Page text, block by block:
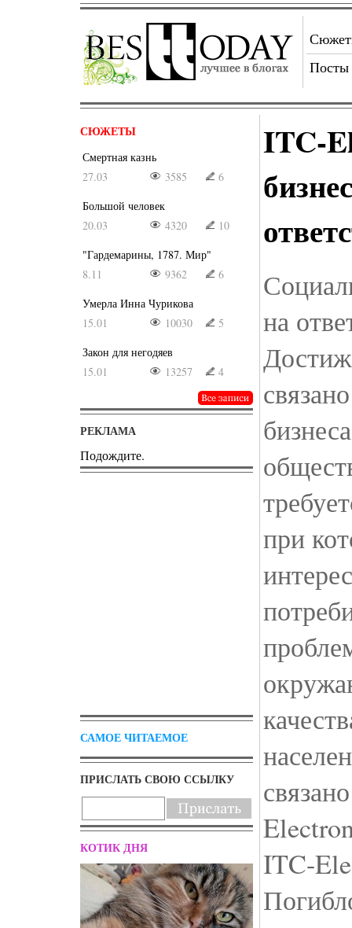
Посты
СЮЖЕТЫ
Смертная казнь
27.03
3585
6
Большой человек
20.03
4320
10
"Гардемарины, 1787. Мир"
8.11
9362
6
Умерла Инна Чурикова
15.01
10030
5
Закон для негодяев
15.01
13257 4
РЕКЛАМА
Подождите.
САМОЕ ЧИТАЕМОЕ
ПРИСЛАТЬ СВОЮ ССЫЛКУ
КОТИК ДНЯ
ITC-
на
при
ITC-